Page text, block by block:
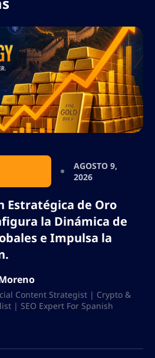
AGOSTO 9,
2026
Estratégica de Oro
la Dinámica de
e Impulsa la
Content Strategist | Crypto &
| SEO Expert For Spanish